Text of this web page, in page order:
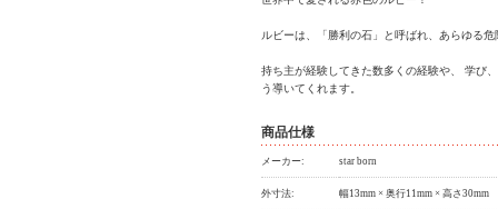
ルビーは、「勝利の石」と呼ばれ、あらゆる
持ち主が経験してきた数多くの経験や、 学び
う導いてくれます。
商品仕様
メーカー: star born
外寸法: 幅13mm × 奥行11mm × 高さ30mm